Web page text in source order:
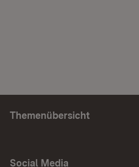
Themenübersicht
Social Media